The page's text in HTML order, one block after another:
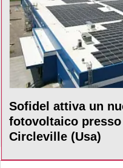
Sofidel attiva un
fotovoltaico
Circleville (Usa)